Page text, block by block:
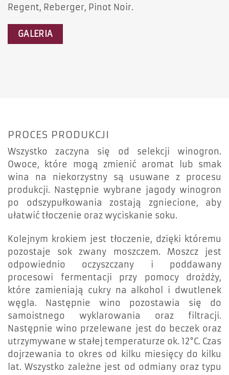
Regent, Reberger, Pinot Noir.
GALERIA
PROCES PRODUKCJI
Wszystko zaczyna się od selekcji winogron.
Owoce, które mogą zmienić aromat lub smak
wina na niekorzystny są usuwane z procesu
produkcji. Następnie wybrane jagody winogron
po odszypułkowania zostają zgniecione, aby
ułatwić tłoczenie oraz wyciskanie soku.
Kolejnym krokiem jest tłoczenie, dzięki któremu
pozostaje sok zwany moszczem. Moszcz jest
odpowiednio oczyszczany i poddawany
procesowi fermentacji przy pomocy drożdży,
które zamieniają cukry na alkohol i dwutlenek
węgla. Następnie wino pozostawia się do
samoistnego wyklarowania oraz filtracji.
Następnie wino przelewane jest do beczek oraz
utrzymywane w stałej temperaturze ok. 12°C. Czas
dojrzewania to okres od kilku miesięcy do kilku
lat. Wszystko zależne jest od odmiany oraz typu